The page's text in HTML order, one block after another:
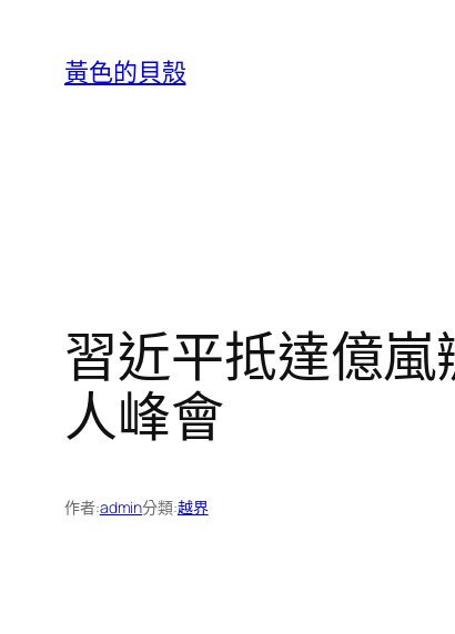
黃色的貝殼
習近平抵達億
人峰會
作者:admin分類:越界